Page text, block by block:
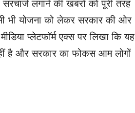
लगाने की खबरों को पूरी तरह
भी योजना को लेकर सरकार की ओर
प्लेटफॉर्म एक्स पर लिखा कि यह
है और सरकार का फोकस आम लोगों